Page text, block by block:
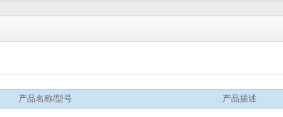
产品名称/型号 产品描述